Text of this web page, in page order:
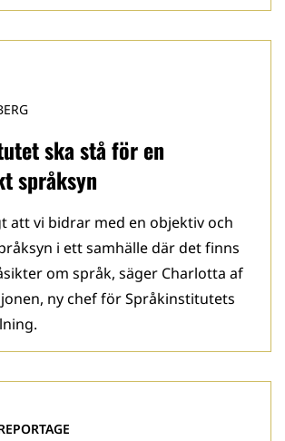
ska stå för en
språksyn
att vi bidrar med en objektiv och
i ett samhälle där det finns
om språk, säger Charlotta af
ny chef för Språkinstitutets